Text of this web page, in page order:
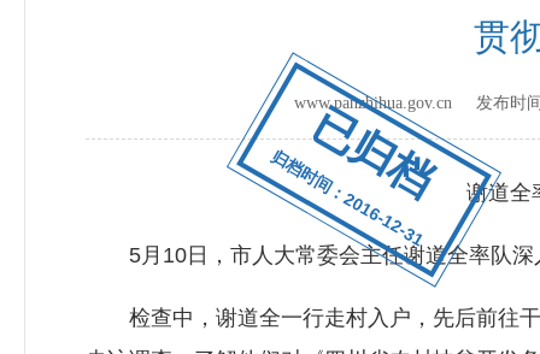
已归档
归档时间：2016-12-31
贯
www.panzhihua.gov.cn 发布时
谢道全
5月10日，市人大常委会主任谢道全率队深
检查中，谢道全一行走村入户，先后前往干